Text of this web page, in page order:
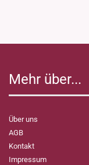
Mehr über...
Über uns
AGB
Kontakt
Impressum